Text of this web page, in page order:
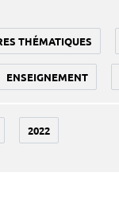
THÉMATIQUES
ENSEIGNEMENT
2022